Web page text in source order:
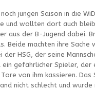
jungen Saison in die
und wollten dort auch
aus der B-Jugend dabei.
Beide machten ihre Sache
der HSG, der seine
gefährlicher Spieler, der
von ihm kassieren.
nicht schlecht und